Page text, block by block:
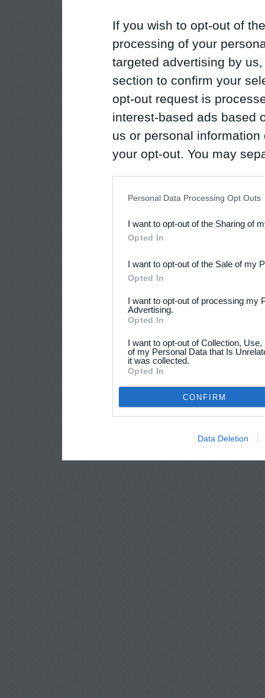
If you wish to opt-out of
processing of your
targeted advertising by
section to confirm your
opt-out request is
interest-based ads based
us or personal
your opt-out. You may
Downstream Participants
third parties.
Personal Data Processing Opt Outs
I want to opt-out of the Sharing of
Opted In
I want to opt-out of the Sale of my
Opted In
I want to opt-out of processing my
Advertising.
Opted In
I want to opt-out of Collection,
of my Personal Data that Is
it was collected.
Opted In
CONFIRM
Data Deletion